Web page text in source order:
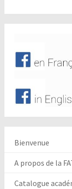
Bienvenue
A propos de la
Catalogue